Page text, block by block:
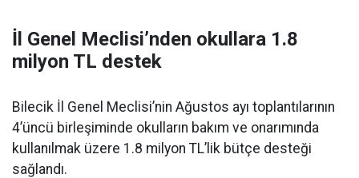
İl Genel Meclisi’nden okullara 1.8
milyon TL destek
Bilecik İl Genel Meclisi’nin Ağustos ayı toplantılarının
4’üncü birleşiminde okulların bakım ve onarımında
kullanılmak üzere 1.8 milyon TL’lik bütçe desteği
sağlandı.